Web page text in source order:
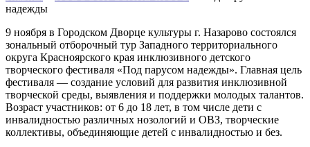
надежды
9 ноября в Городском Дворце культуры г. Назарово состоялся
зональный отборочный тур Западного территориального
округа Красноярского края инклюзивного детского
творческого фестиваля «Под парусом надежды». Главная цель
фестиваля — создание условий для развития инклюзивной
творческой среды, выявления и поддержки молодых талантов.
Возраст участников: от 6 до 18 лет, в том числе дети с
инвалидностью различных нозологий и ОВЗ, творческие
коллективы, объединяющие детей с инвалидностью и без.